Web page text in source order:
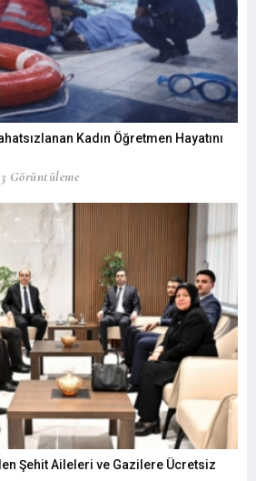
Kadın Öğretmen Hayatını
Görüntüleme
Şehit Aileleri ve Gazilere Ücretsiz